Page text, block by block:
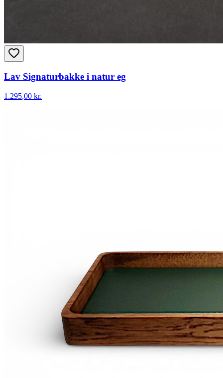
Lav Signaturbakke i natur eg
1.295,00 kr.